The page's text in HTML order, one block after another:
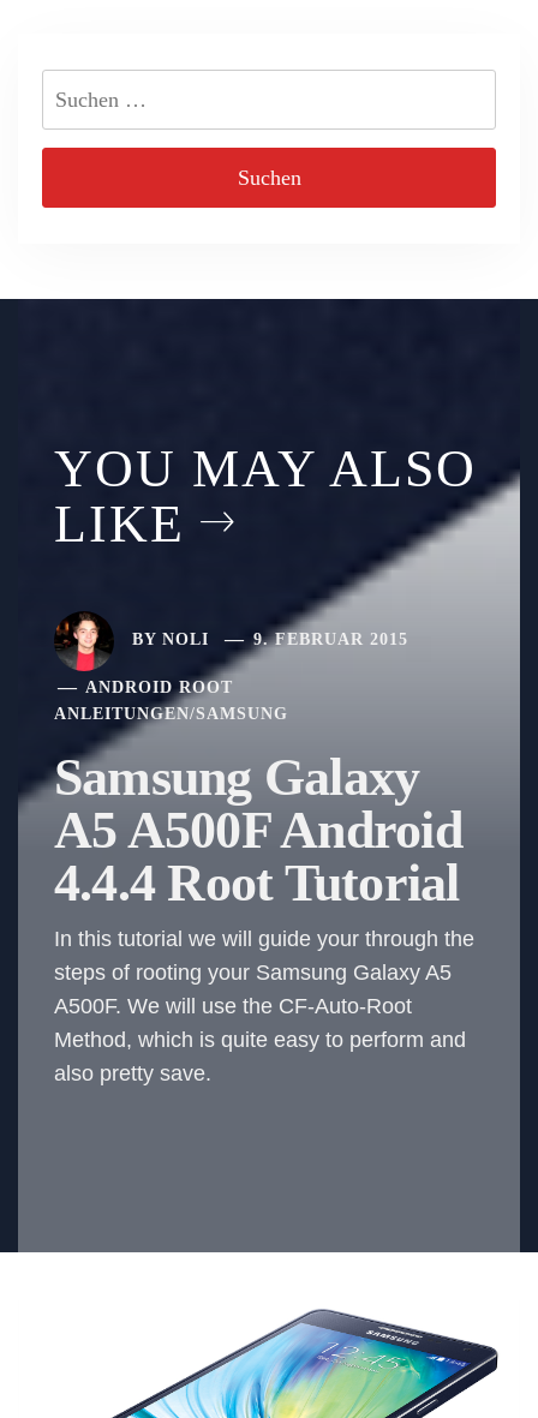
YOU MAY ALSO
LIKE
BY NOLI 9. FEBRUAR 2015
ANDROID ROOT
ANLEITUNGEN/SAMSUNG
Samsung Galaxy
A5 A500F Android
4.4.4 Root Tutorial
In this tutorial we will guide your through the
steps of rooting your Samsung Galaxy A5
A500F. We will use the CF-Auto-Root
Method, which is quite easy to perform and
also pretty save.